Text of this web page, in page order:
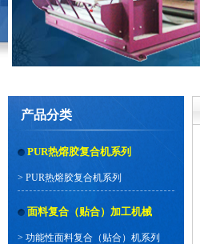
产品分类
PUR热熔胶复合机系列
> PUR热熔胶复合机系列
面料复合（贴合）加工机械
> 功能性面料复合（贴合）机系列